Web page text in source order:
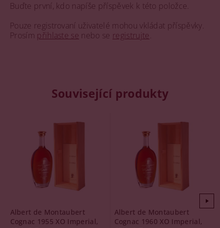
Buďte první, kdo napíše příspěvek k této položce.
Pouze registrovaní uživatelé mohou vkládat příspěvky.
Prosím přihlaste se nebo se registrujte
Související produkty
Albert de Montaubert
Cognac 1955 XO Imperial,
Albert de Montaubert
Cognac 1960 XO Imperial,